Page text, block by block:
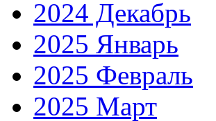
2024 Декабрь
2025 Январь
2025 Февраль
2025 Март